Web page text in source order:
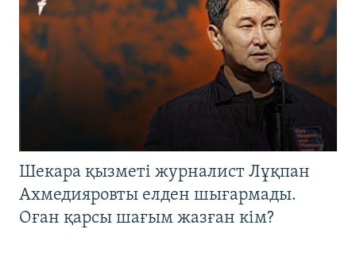
Шекара қызметі журналист Лұқпан
Ахмедияровты елден шығармады.
Оған қарсы шағым жазған кім?